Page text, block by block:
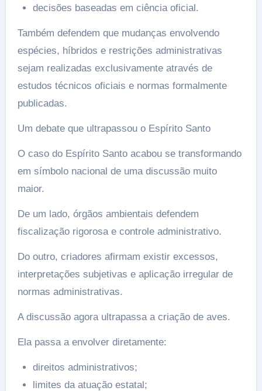
decisões baseadas em ciência oficial.
Também defendem que mudanças envolvendo
espécies, híbridos e restrições administrativas
sejam realizadas exclusivamente através de
estudos técnicos oficiais e normas formalmente
publicadas.
Um debate que ultrapassou o Espírito Santo
O caso do Espírito Santo acabou se transformando
em símbolo nacional de uma discussão muito
maior.
De um lado, órgãos ambientais defendem
fiscalização rigorosa e controle administrativo.
Do outro, criadores afirmam existir excessos,
interpretações subjetivas e aplicação irregular de
normas administrativas.
A discussão agora ultrapassa a criação de aves.
Ela passa a envolver diretamente:
direitos administrativos;
limites da atuação estatal;